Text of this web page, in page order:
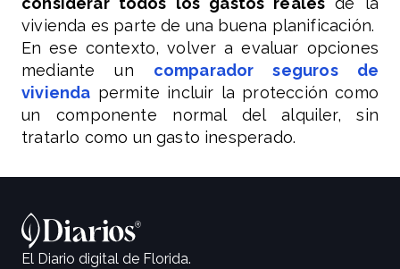
vivienda es parte de una buena planificación.
En ese contexto, volver a evaluar opciones
mediante un comparador seguros de
vivienda permite incluir la protección como
un componente normal del alquiler, sin
tratarlo como un gasto inesperado.
El Diario digital de Florida.